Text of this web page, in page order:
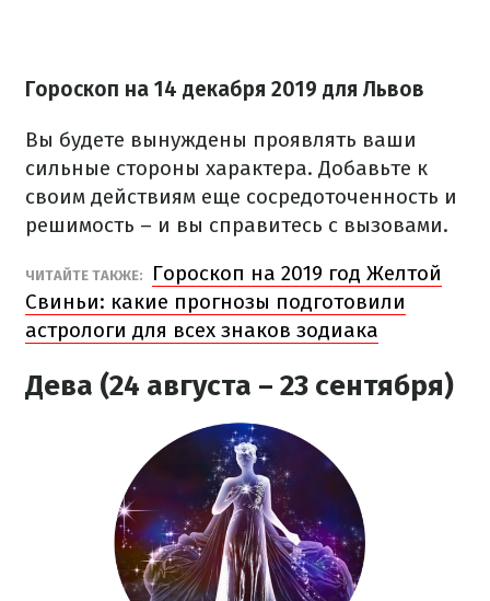
Гороскоп на 14 декабря 2019 для Львов
Вы будете вынуждены проявлять ваши
сильные стороны характера. Добавьте к
своим действиям еще сосредоточенность и
решимость – и вы справитесь с вызовами.
ЧИТАЙТЕ ТАКЖЕ:
Гороскоп на 2019 год Желтой
Свиньи: какие прогнозы подготовили
астрологи для всех знаков зодиака
Дева (24 августа – 23 сентября)